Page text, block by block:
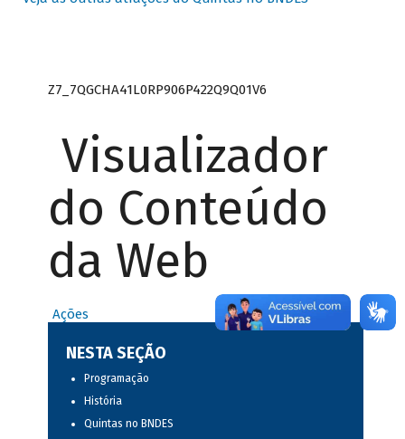
Z7_7QGCHA41L0RP906P422Q9Q01V6
Visualizador
do Conteúdo
da Web
Ações
NESTA SEÇÃO
Programação
História
Quintas no BNDES